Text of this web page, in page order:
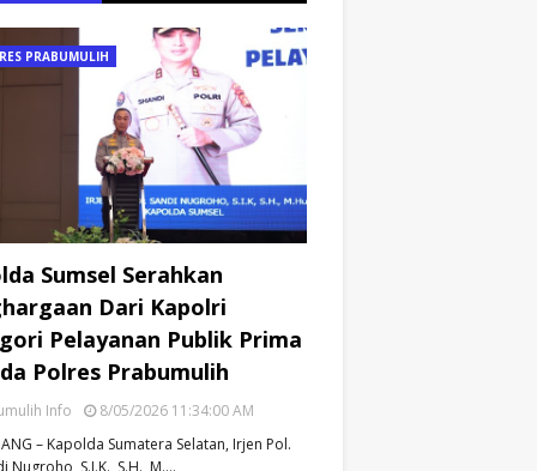
PRABUMULIH
Sumsel Serahkan
Dari Kapolri
Pelayanan Publik Prima
Polres Prabumulih
Info
8/05/2026 11:34:00 AM
– Kapolda Sumatera Selatan, Irjen Pol.
Nugroho, S.I.K., S.H., M.…